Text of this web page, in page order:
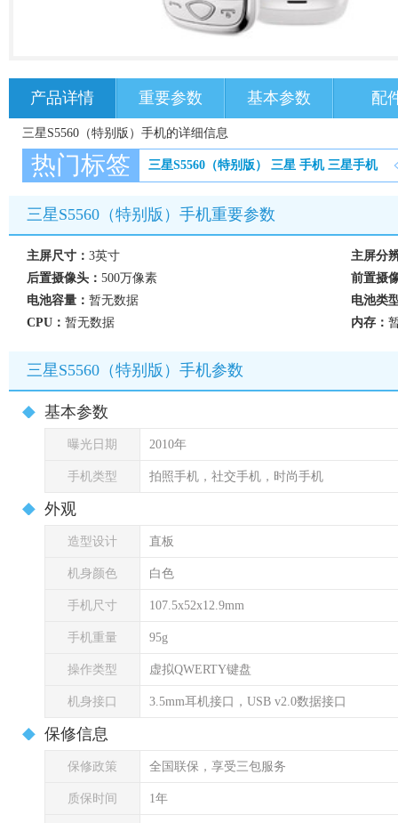
产品详情 重要参数 基本参数 配
三星S5560（特别版）手机的详细信息
热门标签 三星S5560（特别版） 三星 手机 三星手机
三星S5560（特别版）手机重要参数
主屏尺寸： 3英寸
主屏分
后置摄像头： 500万像素
前置摄
电池容量： 暂无数据
电池类
CPU： 暂无数据 内存：
三星S5560（特别版）手机参数
基本参数
曝光日期 2010年
手机类型 拍照手机，社交手机，时尚手机
外观
造型设计 直板
机身颜色 白色
手机尺寸 107.5x52x12.9mm
手机重量 95g
操作类型 虚拟QWERTY键盘
机身接口 3.5mm耳机接口，USB v2.0数据接口
保修信息
保修政策 全国联保，享受三包服务
质保时间 1年